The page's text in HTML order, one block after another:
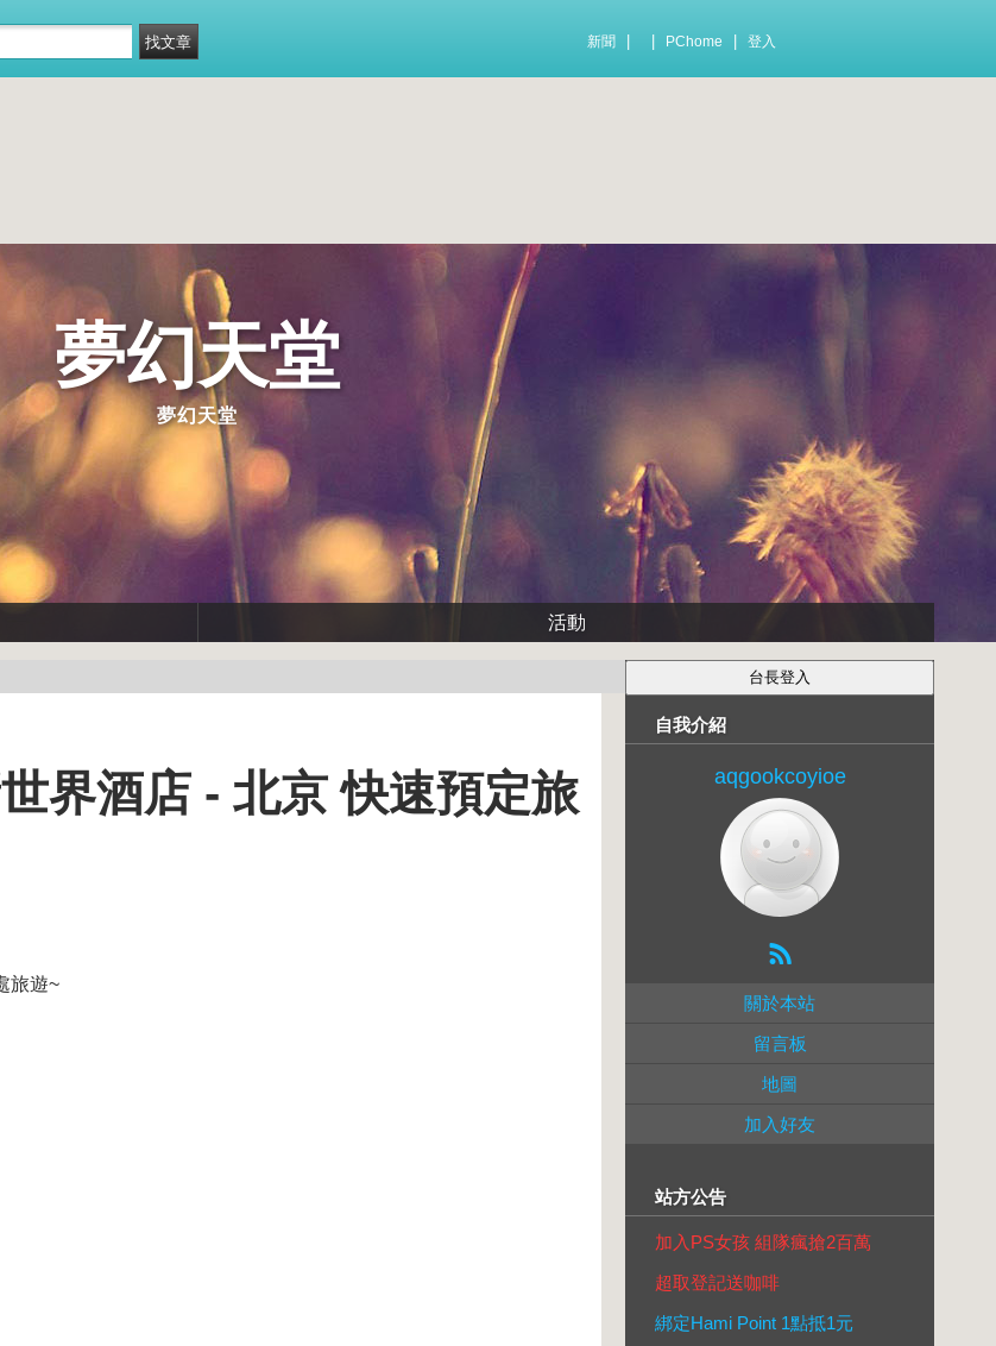
新聞 PChome 登入
夢幻天堂
夢幻天堂
活動
界酒店 - 北京 快速預定旅
旅遊~
自我介紹
aqgookcoyioe
關於本站
留言板
地圖
加入好友
站方公告
加入PS女孩 組隊瘋搶2百萬
超取登記送咖啡
綁定Hami Point 1點抵1元